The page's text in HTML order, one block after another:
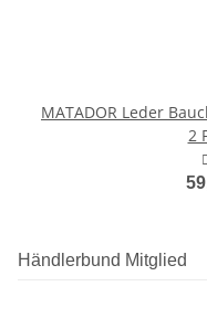
MATADOR Leder
2
Händlerbund Mitglied